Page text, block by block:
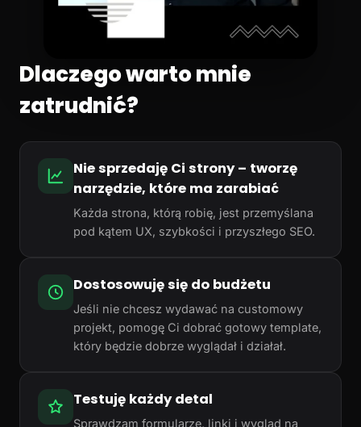
Dlaczego warto mnie
zatrudnić?
Nie sprzedaję Ci strony – tworzę
narzędzie, które ma zarabiać
Każda strona, którą robię, jest przemyślana
pod kątem UX, szybkości i przyszłego SEO.
Dostosowuję się do budżetu
Jeśli nie chcesz wydawać na customowy
projekt, pomogę Ci dobrać gotowy template,
który będzie dobrze wyglądał i działał.
Testuję każdy detal
Sprawdzam formularze, linki i wygląd na